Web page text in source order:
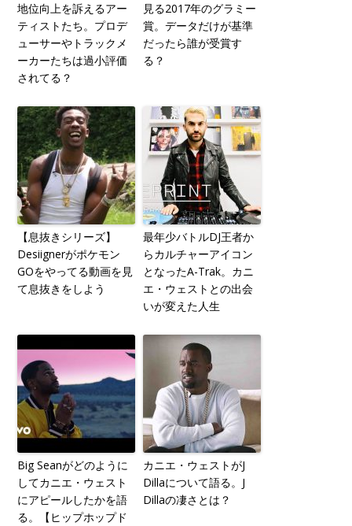
地位向上を訴えるアー
ティストたち。プロデ
ューサーやトラックメ
ーカーたちは過小評価
されてる？
見る2017年のグラミー
賞。データだけが基準
だったら誰が受賞す
る？
【息抜きシリーズ】
Desiignerがポケモン
GOをやってる動画を見
て息抜きをしよう
最年少バトルDJ王者か
らカルチャーアイコン
となったA-Trak。カニ
エ・ウェストとの出会
いが変えた人生
Big Seanがどのように
してカニエ・ウェスト
にアピールしたかを語
る。【ヒップホップド
カニエ・ウェストがJ
Dillaについて語る。J
Dillaの凄さとは？